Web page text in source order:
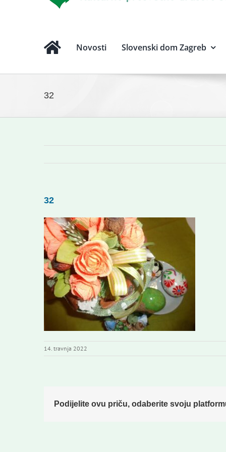
Novosti Slovenski dom Zagreb
32
32
14. travnja 2022
Podijelite ovu priču, odaberite svoju